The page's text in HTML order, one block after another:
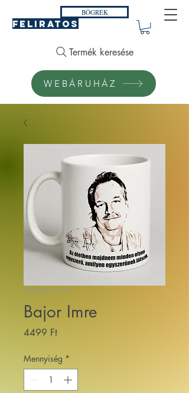
FELIRATOS
BÖGRÉK
Termék keresése
WEBÁRUHÁZ
Cikkszám: 041
Bajor Imre
4499 FtÁr
Mennyiség *